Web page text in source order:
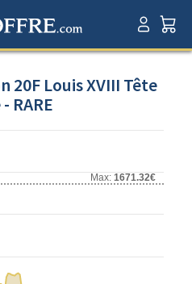
20F Louis XVIII Tête
RARE
Max: 1671.32€